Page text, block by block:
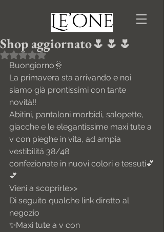
Shop aggiornato🌷🌷🌷
Valutazione NaN stelle su 5.
Buongiorno🌞
La primavera sta arrivando e noi
siamo già prontissimi con tante
novità!!
Abitini, pantaloni morbidi, salopette,
giacche e le elegantissime maxi tute a
v con pieghe in vita, ad ampia
vestibilitá 38/48
confezionate in nuovi colori e tessuti💕
💕
Vieni a scoprirle>>
Di seguito qualche link diretto al
negozio
✨Maxi tute a v con